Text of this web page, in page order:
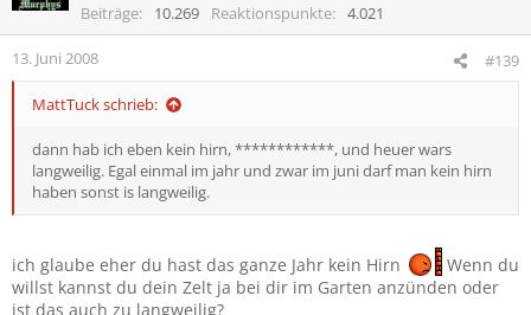
Allein die Tatsache, dass nach den Hosen ein aus
Sicherheitsgründen völlig untragbar hoher Menschenauflauf vor
der Center richtung Alterna stattfand, der nur gut ging, weil die
gegen deine Lobhymnen an die ganze Geschichte, dass eine
Beiträge
10.269 Reaktionspunkte 4.021
13. Juni 2008 #139
MattTuck schrieb:
dann hab ich eben kein hirn, ************, und heuer wars
langweilig. Egal einmal im jahr und zwar im juni darf man kein hirn
haben sonst is langweilig.
ich glaube eher du hast das ganze Jahr kein Hirn
Wenn du
willst kannst du dein Zelt ja bei dir im Garten anzünden oder
ist das auch zu langweilig?